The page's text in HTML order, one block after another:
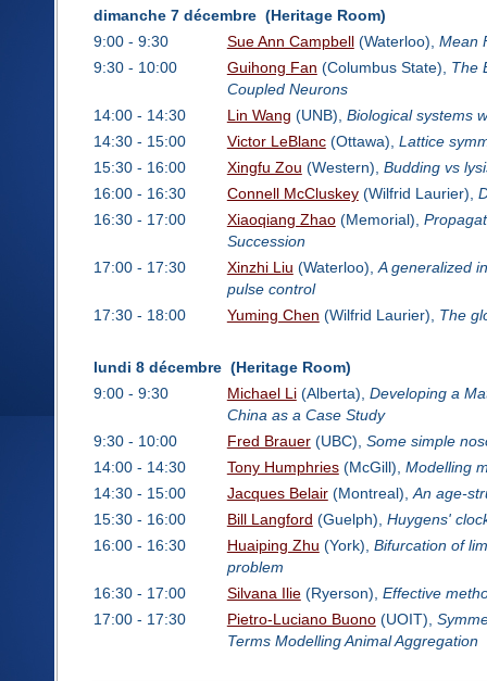
dimanche 7 décembre (Heritage Room)
9:00 - 9:30
Sue Ann Campbell(Waterloo), Mean
9:30 - 10:00
Guihong Fan (Columbus State), The
Coupled Neurons
14:00 - 14:30
Lin Wang (UNB), Biological systems
14:30 - 15:00
Victor LeBlanc(Ottawa), Lattice
15:30 - 16:00
Xingfu Zou (Western), Budding vs
16:00 - 16:30
Connell McCluskey(Wilfrid Laurier),
16:30 - 17:00
Xiaoqiang Zhao(Memorial),
Succession
17:00 - 17:30
Xinzhi Liu (Waterloo),A generalized
pulse control
17:30 - 18:00
Yuming Chen (Wilfrid Laurier), The
lundi 8 décembre (Heritage Room)
9:00 - 9:30
Michael Li(Alberta), Developing a
China as a Case Study
9:30 - 10:00
Fred Brauer(UBC), Some simple
14:00 - 14:30
Tony Humphries(McGill), Modelling
14:30 - 15:00
Jacques Belair(Montreal),An age-
15:30 - 16:00
Bill Langford (Guelph), Huygens'
16:00 - 16:30
Huaiping Zhu (York), Bifurcation of
problem
16:30 - 17:00
Silvana Ilie(Ryerson), Effective
17:00 - 17:30
Pietro-Luciano Buono(UOIT),
Terms Modelling Animal Aggregation